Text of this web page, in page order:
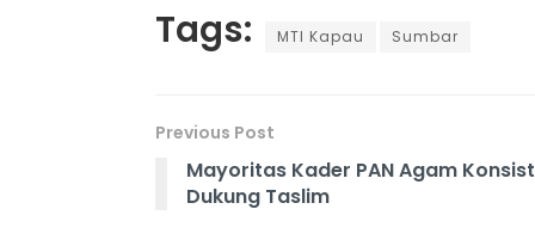
Tags: MTI Kapau Sumbar
Previous Post
Mayoritas Kader PAN Agam
Dukung Taslim